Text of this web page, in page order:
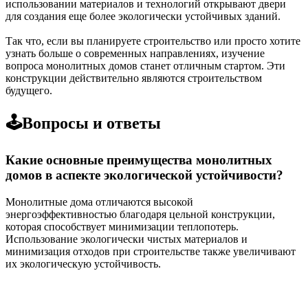
использовании материалов и технологий открывают двери
для создания еще более экологически устойчивых зданий.
Так что, если вы планируете строительство или просто хотите
узнать больше о современных направлениях, изучение
вопроса монолитных домов станет отличным стартом. Эти
конструкции действительно являются строительством
будущего.
🕹️Вопросы и ответы
Какие основные преимущества монолитных
домов в аспекте экологической устойчивости?
Монолитные дома отличаются высокой
энергоэффективностью благодаря цельной конструкции,
которая способствует минимизации теплопотерь.
Использование экологически чистых материалов и
минимизация отходов при строительстве также увеличивают
их экологическую устойчивость.